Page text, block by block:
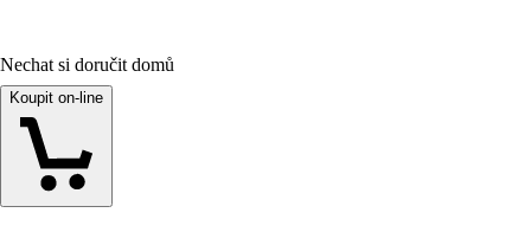
Nechat si doručit domů
Koupit on-line